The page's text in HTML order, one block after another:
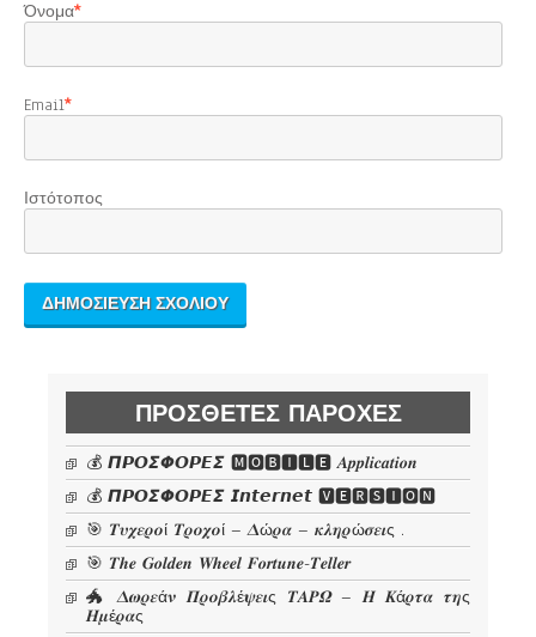
Όνομα*
Email*
Ιστότοπος
ΠΡΌΣΘΕΤΕΣ ΠΑΡΟΧΈΣ
💰 𝞟𝞠𝞞𝞢𝞥𝞞𝞠𝞔𝞢 🅼🅾🅱🅸🅻🅴 𝜜𝒑𝒑𝒍𝒊𝒄𝒂𝒕𝒊𝒐𝒏
💰 𝞟𝞠𝞞𝞢𝞥𝞞𝞠𝞔𝞢 𝙄𝙣𝙩𝙚𝙧𝙣𝙚𝙩 🆅🅴🆁🆂🅸🅾🅽
🎯 𝜯𝝊𝝌𝜺𝝆𝝄ί 𝜯𝝆𝝄𝝌𝝄ί – 𝜟ώ𝝆𝜶 – 𝜿𝝀𝜼𝝆ώ𝝈𝜺𝜾ς .
🎯 𝑻𝒉𝒆 𝑮𝒐𝒍𝒅𝒆𝒏 𝑾𝒉𝒆𝒆𝒍 𝑭𝒐𝒓𝒕𝒖𝒏𝒆-𝑻𝒆𝒍𝒍𝒆𝒓
🐲 𝜟𝝎𝝆𝜺ά𝝂 𝜫𝝆𝝄𝜷𝝀έ𝝍𝜺𝜾ς 𝜯𝜜𝜬𝜴 – 𝜢 𝜥ά𝝆𝝉𝜶 𝝉𝜼ς
𝜢𝝁έ𝝆𝜶ς